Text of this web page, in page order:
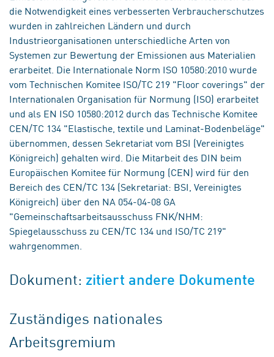
die Notwendigkeit eines verbesserten Verbraucherschutzes
wurden in zahlreichen Ländern und durch
Industrieorganisationen unterschiedliche Arten von
Systemen zur Bewertung der Emissionen aus Materialien
erarbeitet. Die Internationale Norm ISO 10580:2010 wurde
vom Technischen Komitee ISO/TC 219 "Floor coverings" der
Internationalen Organisation für Normung (ISO) erarbeitet
und als EN ISO 10580:2012 durch das Technische Komitee
CEN/TC 134 "Elastische, textile und Laminat-Bodenbeläge"
übernommen, dessen Sekretariat vom BSI (Vereinigtes
Königreich) gehalten wird. Die Mitarbeit des DIN beim
Europäischen Komitee für Normung (CEN) wird für den
Bereich des CEN/TC 134 (Sekretariat: BSI, Vereinigtes
Königreich) über den NA 054-04-08 GA
"Gemeinschaftsarbeitsausschuss FNK/NHM:
Spiegelausschuss zu CEN/TC 134 und ISO/TC 219"
wahrgenommen.
Dokument: zitiert andere Dokumente
Zuständiges nationales
Arbeitsgremium